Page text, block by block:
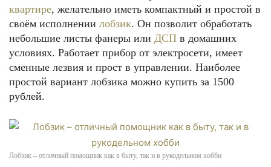
квартире, желательно иметь компактный и простой в
своём исполнении лобзик. Он позволит обработать
небольшие листы фанеры или ДСП в домашних
условиях. Работает прибор от электросети, имеет
сменные лезвия и прост в управлении. Наиболее
простой вариант лобзика можно купить за 1500
рублей.
Лобзик – отличный помощник как в быту, так и в рукодельном хобби